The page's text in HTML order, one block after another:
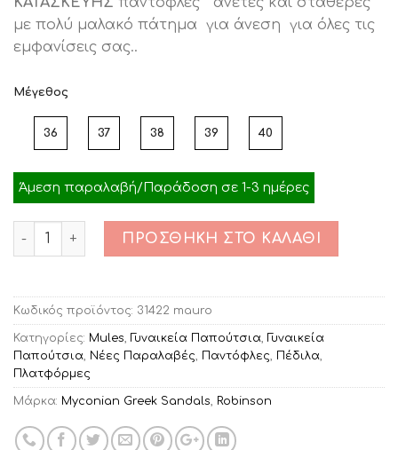
με πολύ μαλακό πάτημα για άνεση για όλες τις
εμφανίσεις σας..
Μέγεθος
36 37 38 39 40
Άμεση παραλαβή/Παράδοση σε 1-3 ημέρες
Ποσότητα
ΠΡΟΣΘΉΚΗ ΣΤΟ ΚΑΛΆΘΙ
Κωδικός προϊόντος: 31422 mauro
Κατηγορίες: Mules, Γυναικεία Παπούτσια, Γυναικεία
Παπούτσια, Νέες Παραλαβές, Παντόφλες, Πέδιλα,
Πλατφόρμες
Μάρκα: Myconian Greek Sandals, Robinson